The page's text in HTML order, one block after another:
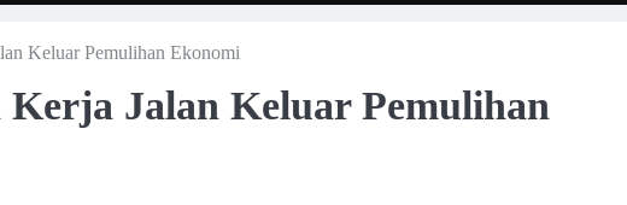
Keluar Pemulihan Ekonomi
Jalan Keluar Pemulihan